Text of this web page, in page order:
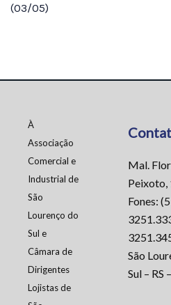
(03/05)
À
Associação
Comercial e
Industrial de
São
Lourenço do
Sul e
Câmara de
Dirigentes
Lojistas de
Mal.
Peixoto,
Fones:
São
Sul – RS